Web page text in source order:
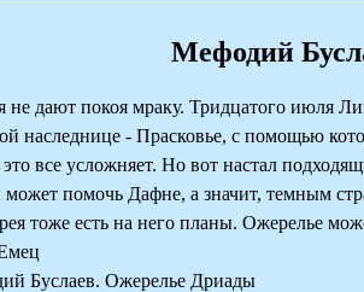
Мефодий
дают покоя мраку. Тридцатого июля
наследнице - Прасковье, с помощью
все усложняет. Но вот настал
может помочь Дафне, а значит, темным
тоже есть на него планы. Ожерелье
Буслаев. Ожерелье Дриады